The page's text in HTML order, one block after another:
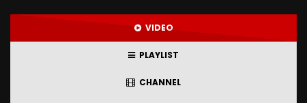
VIDEO
PLAYLIST
CHANNEL